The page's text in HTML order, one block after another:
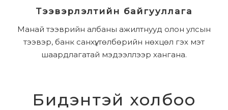
Тээвэрлэлтийн байгууллага
Манай тээврийн албаны ажилтнууд олон улсын
тээвэр, банк санхүү, төлбөрийн нөхцөл гэх мэт
шаардлагатай мэдээллээр хангана.
Бидэнтэй холбоо